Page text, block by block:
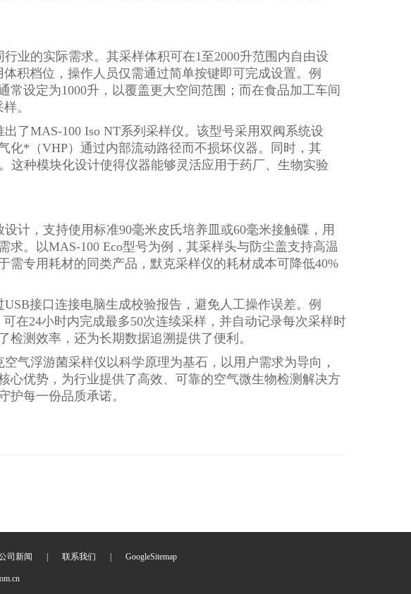
业的实际需求。其采样体积可在1至2000升范围内自由设
积档位，操作人员仅需通过简单按键即可完成设置。例
设定为1000升，以覆盖更大空间范围；而在食品加工车间
。
了MAS-100 Iso NT系列采样仪。该型号采用双阀系统设
化*（VHP）通过内部流动路径而不损坏仪器。同时，其
这种模块化设计使得仪器能够灵活应用于药厂、生物实验
计，支持使用标准90毫米皮氏培养皿或60毫米接触碟，用
求。以MAS-100 Eco型号为例，其采样头与防尘盖支持高温
需专用耗材的同类产品，默克采样仪的耗材成本可降低40%
接口连接电脑生成校验报告，避免人工操作误差。例
在24小时内完成最多50次连续采样，并自动记录每次采样时
测效率，还为长期数据追溯提供了便利。
气浮游菌采样仪以科学原理为基石，以用户需求为导向，
心优势，为行业提供了高效、可靠的空气微生物检测解决方
护每一份品质承诺。
司新闻 | 联系我们 | GoogleSitemap